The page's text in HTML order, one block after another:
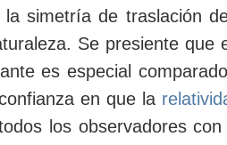
la simetría de traslación
Se presiente que
es especial
en que la
los observadores